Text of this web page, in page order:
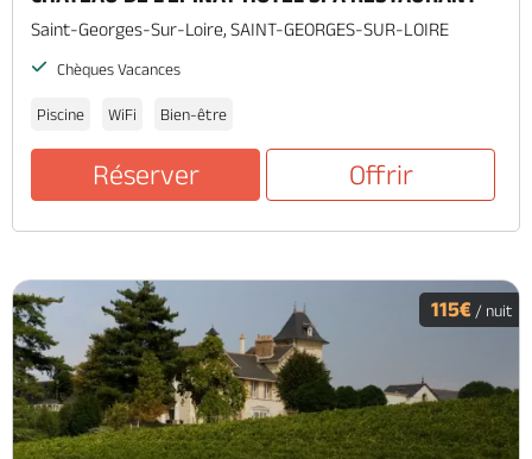
Saint-Georges-Sur-Loire, SAINT-GEORGES-SUR-LOIRE
Chèques Vacances
Piscine WiFi Bien-être
Réserver Offrir
115€ / nuit